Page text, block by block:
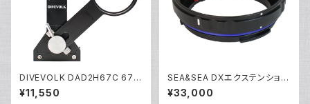
DIVEVOLK DAD2H67C 67m
m エクスパンションクランプ [21
690]
¥11,550
SEA&SEA DXエクステンション
リング20L [30143]
¥33,000